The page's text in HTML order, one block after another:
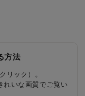
方法
リック）。
れいな画質でご覧い